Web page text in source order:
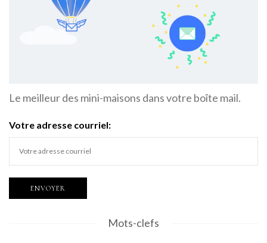
Le meilleur des mini-maisons dans votre boîte mail.
Votre adresse courriel:
Mots-clefs